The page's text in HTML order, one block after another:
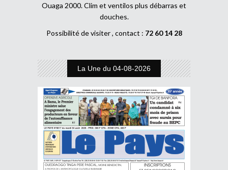
Ouaga 2000. Clim et ventilos plus débarras et
douches.
Possibilité de visiter , contact : 72 60 14 28
La Une du 04-08-2026